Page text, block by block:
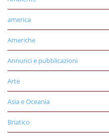
america
Americhe
Annunci e pubblicazioni
Arte
Asia e Oceania
Briatico